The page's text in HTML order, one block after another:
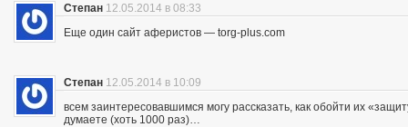
Степан 12.05.2014 в 08:33
Еще один сайт аферистов — torg-plus.com
Степан 12.05.2014 в 10:09
всем заинтересовавшимся могу рассказать, как обойти их
думаете (хоть 1000 раз)…